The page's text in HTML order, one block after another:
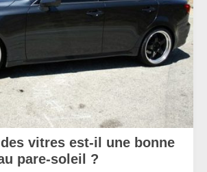
vitres est-il une bonne
pare-soleil ?